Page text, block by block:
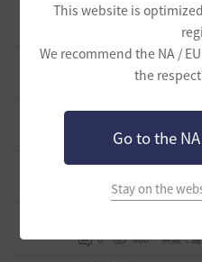
This website is
We recommend the NA /
the
Go to the
Stay on the
「怪しい袋」
ノウワン
波に乗って流れ着いた宝
937 倉庫の
週間イベントについて
803 マサ
ベテラン＆ルーキー ク
775 飛鳥雨音
0 860 無敵で